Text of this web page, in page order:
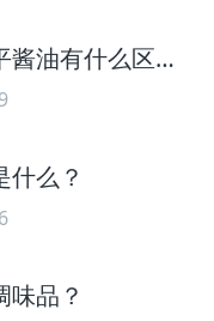
生抽、老抽以及开平酱油有什么区别？
什么？
味品？